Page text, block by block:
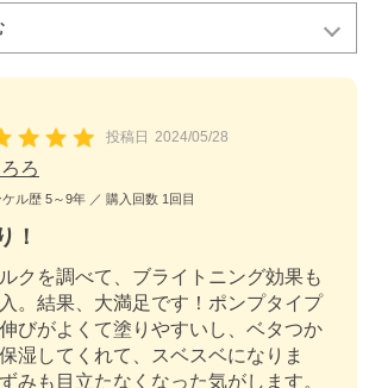
投稿日 2024/05/28
ろ
ケル歴 5～9年 ／ 購入回数 1回目
！
クを調べて、ブライトニング効果も
。結果、大満足です！ポンプタイプ
びがよくて塗りやすいし、ベタつか
湿してくれて、スベスベになりま
みも目立たなくなった気がします。